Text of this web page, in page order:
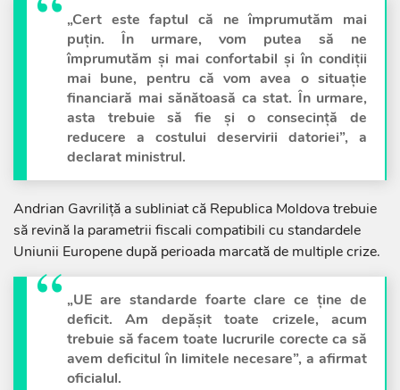
„Cert este faptul că ne împrumutăm mai
puțin. În urmare, vom putea să ne
împrumutăm și mai confortabil și în condiții
mai bune, pentru că vom avea o situație
financiară mai sănătoasă ca stat. În urmare,
asta trebuie să fie și o consecință de
reducere a costului deservirii datoriei”, a
declarat ministrul.
Andrian Gavriliță a subliniat că Republica Moldova trebuie
să revină la parametrii fiscali compatibili cu standardele
Uniunii Europene după perioada marcată de multiple crize.
„UE are standarde foarte clare ce ține de
deficit. Am depășit toate crizele, acum
trebuie să facem toate lucrurile corecte ca să
avem deficitul în limitele necesare”, a afirmat
oficialul.